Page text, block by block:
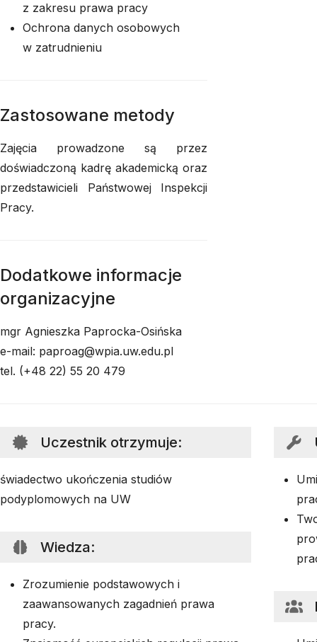
z zakresu prawa pracy
Ochrona danych osobowych
w zatrudnieniu
Zastosowane metody
Zajęcia prowadzone są przez
doświadczoną kadrę akademicką oraz
przedstawicieli Państwowej Inspekcji
Pracy.
Dodatkowe informacje
organizacyjne
mgr Agnieszka Paprocka-Osińska
e-mail: paproag@wpia.uw.edu.pl
tel. (+48 22) 55 20 479
Uczestnik otrzymuje:
świadectwo ukończenia studiów
podyplomowych na UW
Wiedza:
Zrozumienie podstawowych i
zaawansowanych zagadnień prawa
pracy.